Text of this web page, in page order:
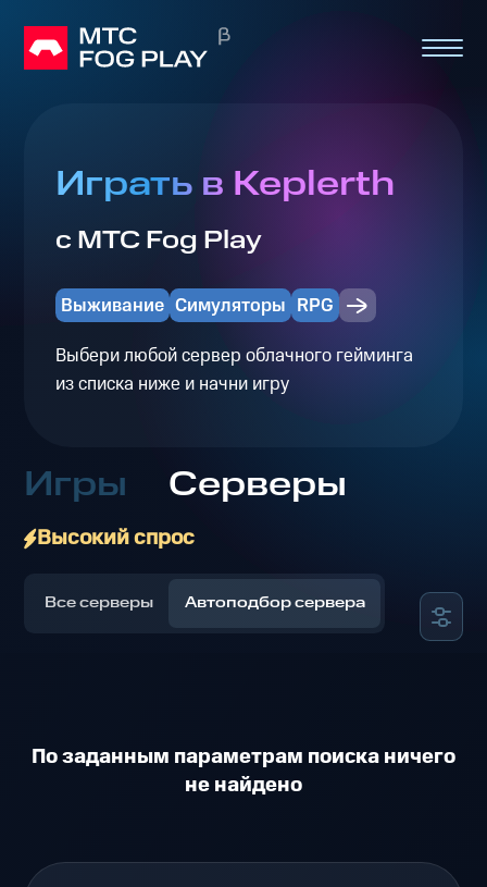
Играть в Keplerth
с МТС Fog Play
Выживание Симуляторы RPG
Выбери любой сервер облачного гейминга
из списка ниже и начни игру
Игры Серверы
Высокий спрос
Все серверы Автоподбор сервера
По заданным параметрам поиска ничего
не найдено